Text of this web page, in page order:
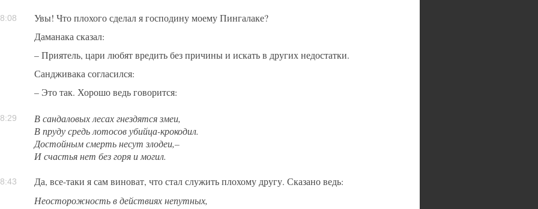
Увы! Что плохого сделал я господину моему Пингалаке?
Даманака сказал:
– Приятель, цари любят вредить без причины и искать в других недостатки.
Сандживака согласился:
– Это так. Хорошо ведь говорится:
В сандаловых лесах гнездятся змеи,
В пруду средь лотосов убийца-крокодил.
Достойным смерть несут злодеи,–
И счастья нет без горя и могил.
Да, все-таки я сам виноват, что стал служить плохому другу. Сказано ведь:
Неосторожность в действиях непутных,